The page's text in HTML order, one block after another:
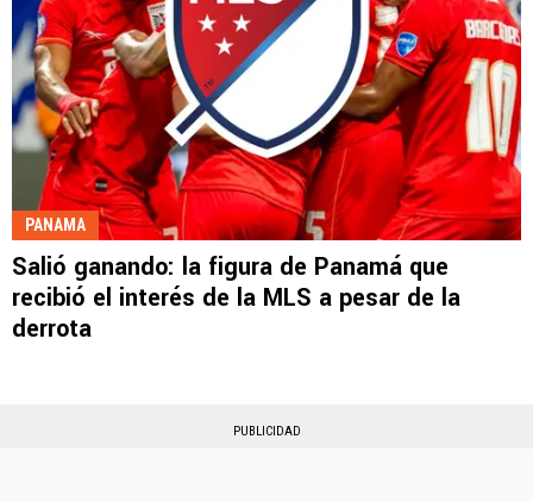
PANAMA
Salió ganando: la figura de Panamá que
recibió el interés de la MLS a pesar de la
derrota
PUBLICIDAD